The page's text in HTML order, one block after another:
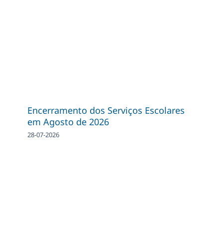
Encerramento dos Serviços Escolares
em Agosto de 2026
28-07-2026